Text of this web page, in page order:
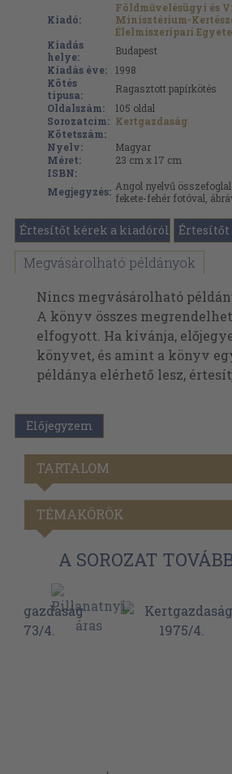
Kiadó:
Földművelésügyi és
Minisztérium-
Élelmiszeripari
Kiadás
helye:
Budapest
Kiadás éve:
1998
Kötés
típusa:
Ragasztott papírkötés
Oldalszám:
105 oldal
Sorozatcím: Kertgazdaság
Kötetszám:
Nyelv:
Magyar
Méret:
23 cm x 17 cm
ISBN:
Megjegyzés: Angol nyelvű
fekete-fehér fotóval,
Értesítőt kérek a kiadóról Értesítőt
Megvásárolható példányok
Nincs megvásárolható
A könyv összes
elfogyott. Ha kívánja,
könyvet, és amint a könyv
példánya elérhető lesz,
Előjegyzem
TARTALOM
TÉMAKÖRÖK
A SOROZAT